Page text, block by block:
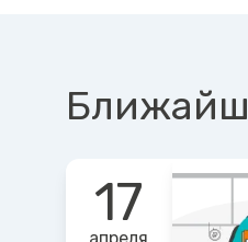
17
апреля